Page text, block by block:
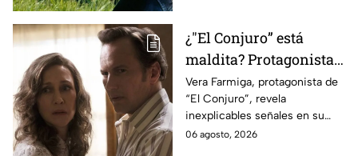
¿"El Conjuro” está
maldita? Protagonista
revela INQUIETANTES
señales en su cuerpo
durante la grabación de
la película
Vera Farmiga, protagonista de
“El Conjuro”, revela
inexplicables señales en su
cuerpo durante el rodaje de la
06 agosto, 2026